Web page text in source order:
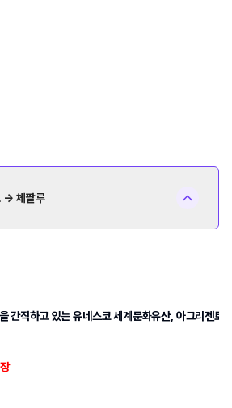
→ 체팔루
간직하고 있는 유네스코 세계문화유산, 아그리젠토